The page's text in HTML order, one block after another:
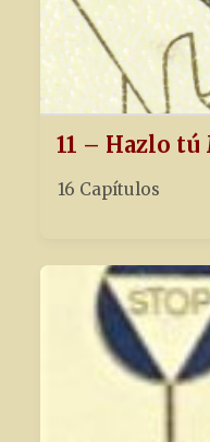
11 – Hazlo
16 Capítulos